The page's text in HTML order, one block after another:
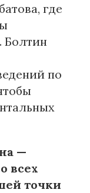
где
Болтин
по
—
всех
точки